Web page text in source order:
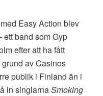
Easy Action blev
ett band som Gyp
efter att ha fått
av Casinos
publik i Finland än i
in singlarnaSmoking